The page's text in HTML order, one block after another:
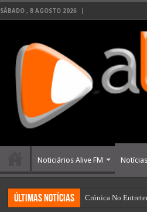
SÁBADO , 8 AGOSTO 2026
Noticiários Alive FM Notícias
últimas Notícias Crónica No